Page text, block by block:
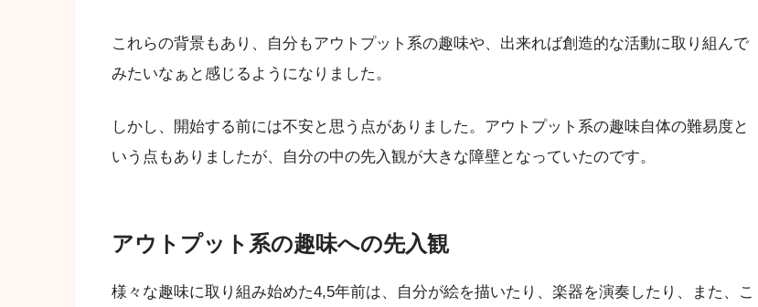
これらの背景もあり、自分もアウトプット系の趣味や、出来れば創造的な活動に取り組んで
みたいなぁと感じるようになりました。
しかし、開始する前には不安と思う点がありました。アウトプット系の趣味自体の難易度と
いう点もありましたが、自分の中の先入観が大きな障壁となっていたのです。
アウトプット系の趣味への先入観
様々な趣味に取り組み始めた4,5年前は、自分が絵を描いたり、楽器を演奏したり、また、こ